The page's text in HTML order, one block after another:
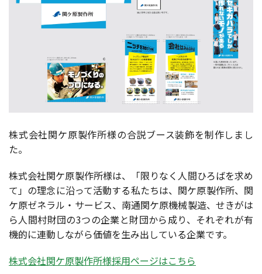
株式会社関ケ原製作所様の合説ブース装飾を制作しまし
た。
株式会社関ケ原製作所様は、「限りなく人間ひろばを求め
て」の理念に沿って活動する私たちは、関ケ原製作所、関
ケ原ゼネラル・サービス、南通関ケ原機械製造、せきがは
ら人間村財団の3つの企業と財団から成り、それぞれが有
機的に連動しながら価値を生み出している企業です。
株式会社関ケ原製作所様採用ページはこちら